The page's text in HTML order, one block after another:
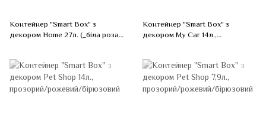
Контейнер "Smart Box" з
декором Home 27л. (_біла роза/
Контейнер "Smart Box" з
декором My Car 14л.,